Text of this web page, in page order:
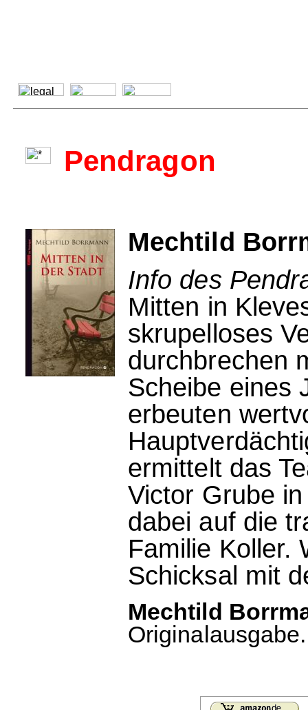
Pendragon
Mechtild
Info des
Mitten in
skrupelloses
durchbrechen
Scheibe eines
erbeuten
ermittelt das
Victor Grube
dabei auf die
Familie Koller.
Schicksal mit
Mechtild